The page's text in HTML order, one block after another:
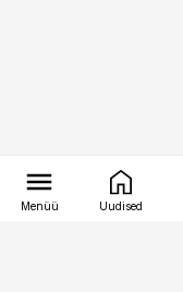
Menüü Uudised